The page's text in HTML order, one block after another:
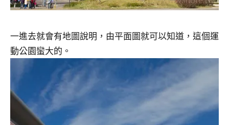
一進去就會有地圖說明，由平面圖就可以知道，這個運
動公園蠻大的。